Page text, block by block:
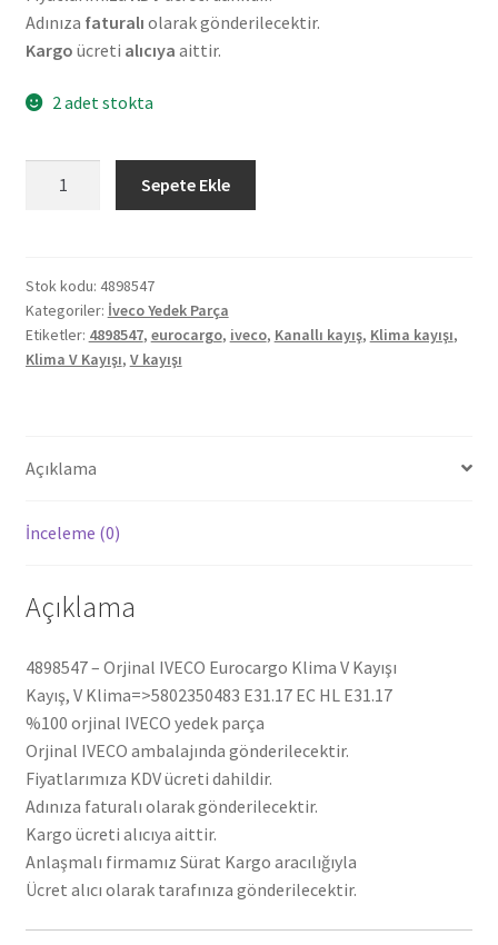
Adınıza faturalı olarak gönderilecektir.
Kargo ücreti alıcıya aittir.
2 adet stokta
V
Kayışı
(4898547)
adet
Sepete Ekle
Stok kodu: 4898547
Kategoriler: İveco Yedek Parça
Etiketler: 4898547, eurocargo, iveco, Kanallı kayış, Klima kayışı,
Klima V Kayışı, V kayışı
Açıklama
İnceleme (0)
Açıklama
4898547 – Orjinal IVECO Eurocargo Klima V Kayışı
Kayış, V Klima=>5802350483 E31.17 EC HL E31.17
%100 orjinal IVECO yedek parça
Orjinal IVECO ambalajında gönderilecektir.
Fiyatlarımıza KDV ücreti dahildir.
Adınıza faturalı olarak gönderilecektir.
Kargo ücreti alıcıya aittir.
Anlaşmalı firmamız Sürat Kargo aracılığıyla
Ücret alıcı olarak tarafınıza gönderilecektir.